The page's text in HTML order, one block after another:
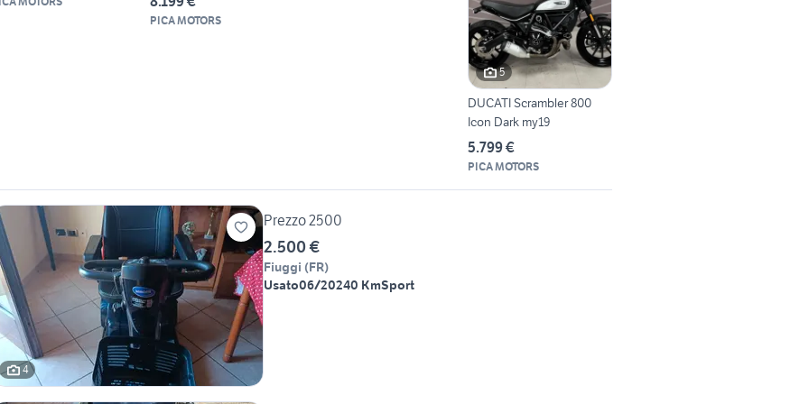
PICA MOTORS
5
DUCATI Scrambler 800
Icon Dark my19
5.799 €
PICA MOTORS
4
Prezzo 2500
2.500 €
Fiuggi (FR)
Usato06/20240 KmSport